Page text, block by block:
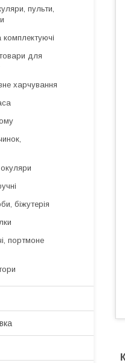
пульти,
для
харчування
біжутерія
портмоне